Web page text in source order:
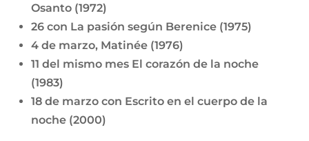
Osanto (1972)
26 con La pasión según Berenice (1975)
4 de marzo, Matinée (1976)
11 del mismo mes El corazón de la noche
(1983)
18 de marzo con Escrito en el cuerpo de la
noche (2000)